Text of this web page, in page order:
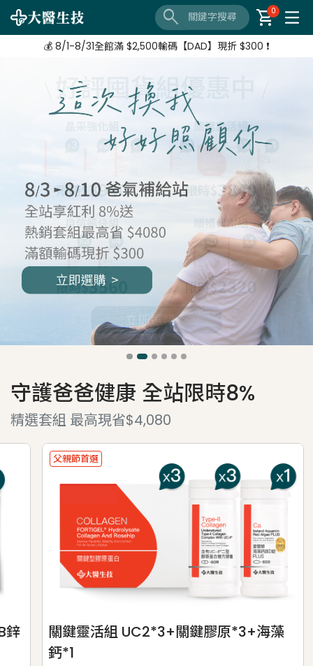
search shopping_cart
0
【8/3-8/10 爸氣補給站】 全站紅利享8%
💰 8/1-8/31全館滿 $2,500輸碼【DAD】現折 $300 ❗
【8/3-8/10 爸氣補給站】 全站紅利享8%
守護爸爸健康 全站限時8%
精選套組 最高現省$4,080
父親節首選
關鍵靈活組 UC2*3+關鍵膠原*3+海藻